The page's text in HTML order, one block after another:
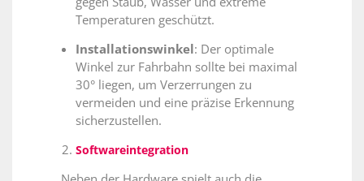
Temperaturen geschützt.
Installationswinkel: Der optimale
Winkel zur Fahrbahn sollte bei maximal
30° liegen, um Verzerrungen zu
vermeiden und eine präzise Erkennung
sicherzustellen.
Softwareintegration